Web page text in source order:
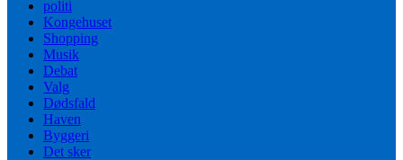
politi
Kongehuset
Shopping
Musik
Debat
Valg
Dødsfald
Haven
Byggeri
Det sker